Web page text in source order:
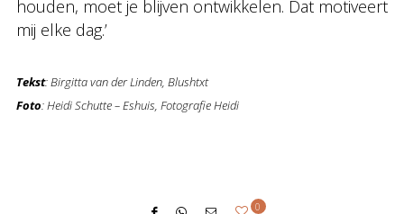
houden, moet je blijven ontwikkelen. Dat motiveert
mij elke dag.’
Tekst: Birgitta van der Linden, Blushtxt
Foto: Heidi Schutte – Eshuis, Fotografie Heidi
0